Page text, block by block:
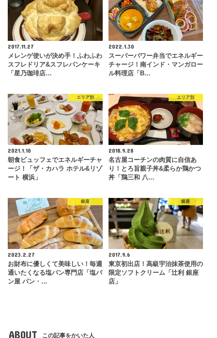
2017.11.27
メレンゲ使いが決め手！ふわふわ
スフレドリア&スフレパンケーキ
「星乃珈琲店…
2022.1.30
スーパーパワー弁当でエネルギー
チャージ！南インド・マンガロー
ル料理店「B…
エリア別
2021.1.10
朝食ビュッフェでエネルギーチャ
ージ！「ザ・カハラ ホテル&リゾ
ート 横浜」
エリア別
2018.9.28
名古屋コーチンの肉質に自信あ
り！とろ旨親子丼&柔らか鶏かつ
丼「鶏三和 八…
銀座
2023.2.27
お財布に優しくて美味しい！毎週
通いたくなる塩パン専門店「塩パ
ン屋 パン・…
銀座
2017.9.6
東京初出店！高級宇治抹茶使用の
限定ソフトクリーム「辻利 銀座
店」
ABOUT この記事をかいた人